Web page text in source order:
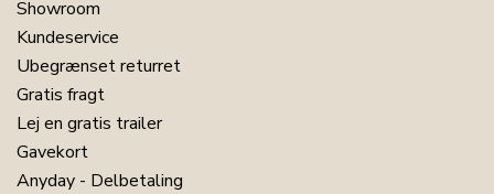
Showroom
Kundeservice
Ubegrænset returret
Gratis fragt
Lej en gratis trailer
Gavekort
Anyday - Delbetaling